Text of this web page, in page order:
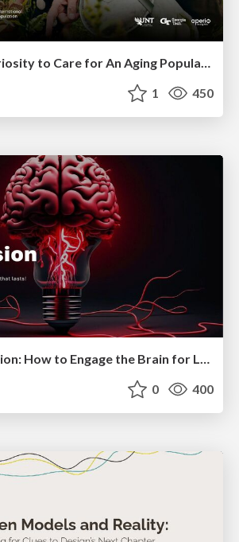
Leveraging Curiosity to Care for An Aging Population
1 450
Primal Persuasion: How to Engage the Brain for Learning That Lasts
0 400